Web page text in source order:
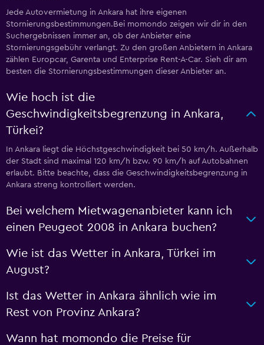
Jede Autovermietung in Ankara hat ihre eigenen
Stornierungsbestimmungen.Bei momondo zeigen wir dir in den
Suchergebnissen immer an, ob der Anbieter eine
Stornierungsgebühr verlangt. Zu den großen Anbietern in Ankara
zählen Europcar, Garenta und Enterprise Rent-A-Car. Sieh dir am
besten die Stornierungsbestimmungen dieser Anbieter an.
Wie hoch ist die
Geschwindigkeitsbegrenzung in Ankara,
Türkei?
In Ankara liegt die Höchstgeschwindigkeit bei 50 km/h. Außerhalb
der Stadt sind maximal 120 km/h bzw. 90 km/h auf Autobahnen
erlaubt. Bitte beachte, dass die Geschwindigkeitsbegrenzung in
Ankara streng kontrolliert werden.
Bei welchem Mietwagenanbieter kann ich
einen Peugeot 2008 in Ankara buchen?
Wie ist das Wetter in Ankara, Türkei im
August?
Ist das Wetter in Ankara ähnlich wie im
Rest von Provinz Ankara?
Wann hat momondo die Preise für